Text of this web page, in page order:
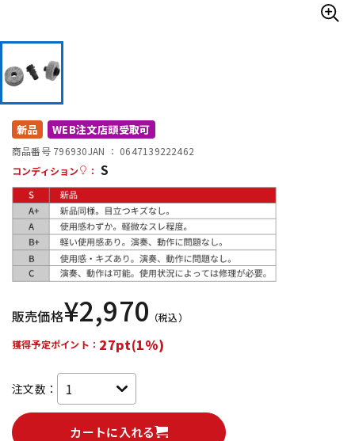
配信/ライブ機器
中古 ヴィンテージ
新品 WEB注文店頭受取可
商品番号 796930JAN ： 0647139222462
コンディション
： S
販売価格¥2,970 （税込）
獲得予定ポイント： 27pt(1%)
注文数：
カートに入れる